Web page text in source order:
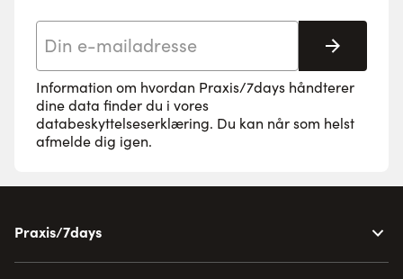
Tilmeld
Information om hvordan Praxis/7days håndterer
dine data finder du i vores
databeskyttelseserklæring. Du kan når som helst
afmelde dig igen.
Praxis/7days